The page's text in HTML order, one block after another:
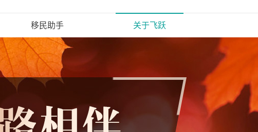
移民助手 关于飞跃